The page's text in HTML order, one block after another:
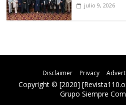
julio 9, 2026
Disclaimer Privacy
Copyright © [2020]
Grupo Siempre